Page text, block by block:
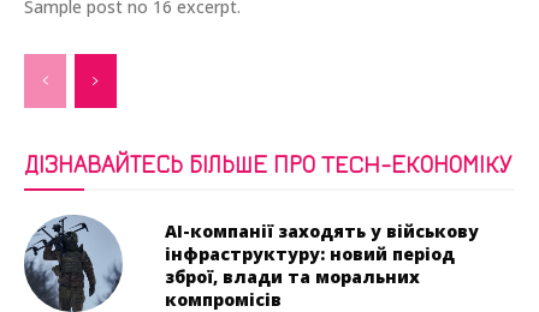
Sample post no 16 excerpt.
ДІЗНАВАЙТЕСЬ БІЛЬШЕ ПРО TECH-ЕКОНОМІКУ
AI-компанії заходять у військову
інфраструктуру: новий період
зброї, влади та моральних
компромісів